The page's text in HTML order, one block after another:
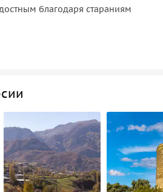
благодаря стараниям